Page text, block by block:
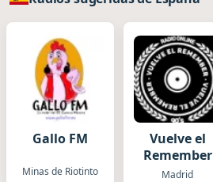
Gallo FM
Minas de Riotinto
Vuelve el
Remember
Madrid